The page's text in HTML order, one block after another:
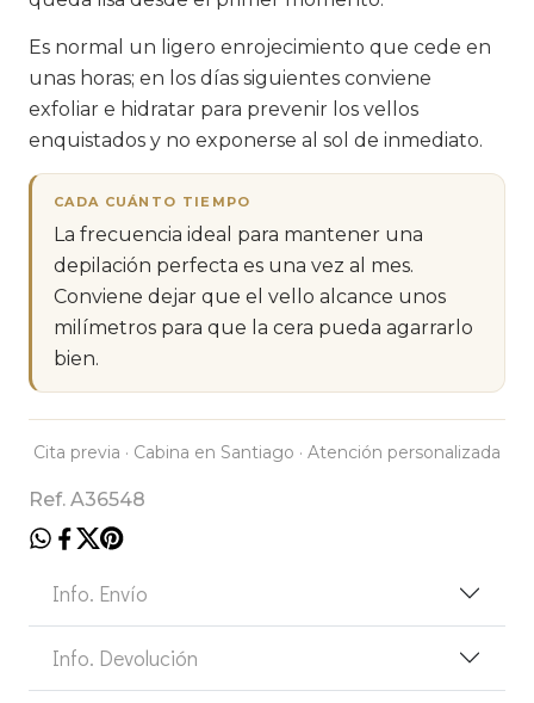
Es normal un ligero enrojecimiento que cede en
unas horas; en los días siguientes conviene
exfoliar e hidratar para prevenir los vellos
enquistados y no exponerse al sol de inmediato.
CADA CUÁNTO TIEMPO
La frecuencia ideal para mantener una
depilación perfecta es una vez al mes.
Conviene dejar que el vello alcance unos
milímetros para que la cera pueda agarrarlo
bien.
Cita previa · Cabina en Santiago · Atención personalizada
Ref. A36548
Info. Envío
Info. Devolución